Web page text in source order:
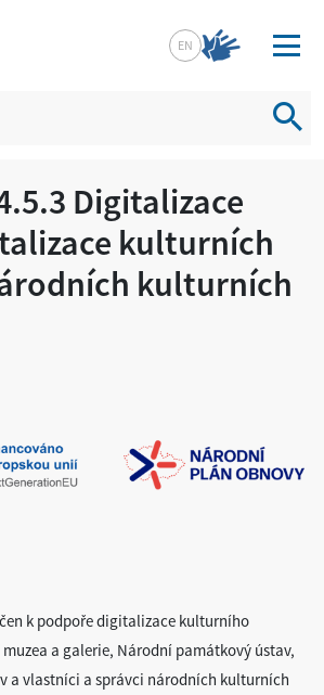
EN
Digitalizace
kulturních
kulturních
k podpoře digitalizace kulturního
a galerie, Národní památkový ústav,
a vlastníci a správci národních kulturních